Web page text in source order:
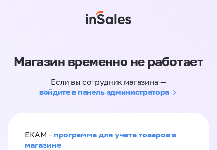
Магазин временно не работает
Если вы сотрудник магазина —
войдите в панель администратора
ЕКАМ - программа для учета товаров в
магазине